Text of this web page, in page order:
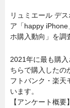
リュミエール デ
ア「happy
ホ購入動向」を調
2021年に最も購
ちらで購入したの
フトバンク・楽天
います。
【アンケート概要】